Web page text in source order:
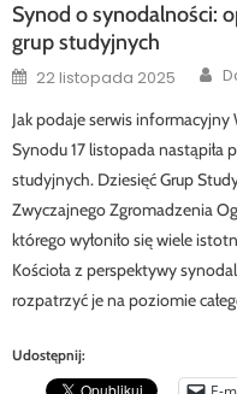
Synod o synodalności:
grup studyjnych
Posted
on
22 listopada 2025
Jak podaje serwis
Synodu 17 listopada nastąpiła
studyjnych. Dziesięć Grup
Zwyczajnego Zgromadzenia
którego wyłoniło się wiele
Kościoła z perspektywy
rozpatrzyć je na poziomie
Udostępnij: